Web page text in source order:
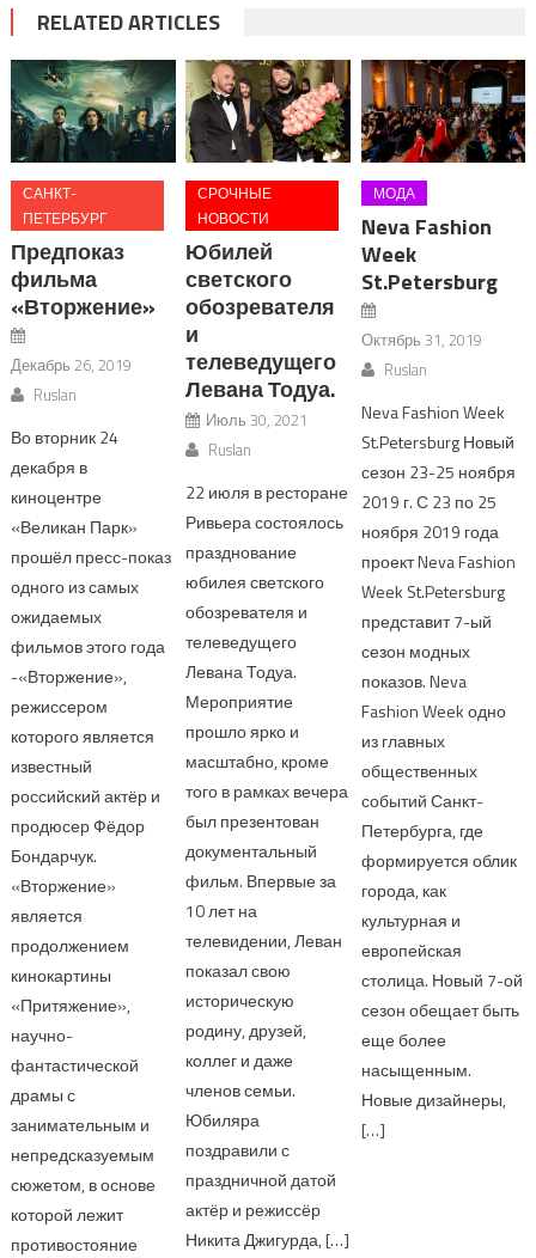
RELATED ARTICLES
САНКТ-
ПЕТЕРБУРГ
Предпоказ
фильма
«Вторжение»
Декабрь 26, 2019
Ruslan
Во вторник 24
декабря в
киноцентре
«Великан Парк»
прошёл пресс-показ
одного из самых
ожидаемых
фильмов этого года
-«Вторжение»,
режиссером
которого является
известный
российский актёр и
продюсер Фёдор
Бондарчук.
«Вторжение»
является
продолжением
кинокартины
«Притяжение»,
научно-
фантастической
драмы с
занимательным и
непредсказуемым
сюжетом, в основе
которой лежит
противостояние
СРОЧНЫЕ
НОВОСТИ
Юбилей
светского
обозревателя
и
телеведущего
Левана Тодуа.
Июль 30, 2021
Ruslan
22 июля в ресторане
Ривьера состоялось
празднование
юбилея светского
обозревателя и
телеведущего
Левана Тодуа.
Мероприятие
прошло ярко и
масштабно, кроме
того в рамках вечера
был презентован
документальный
фильм. Впервые за
10 лет на
телевидении, Леван
показал свою
историческую
родину, друзей,
коллег и даже
членов семьи.
Юбиляра
поздравили с
праздничной датой
актёр и режиссёр
Никита Джигурда, […]
МОДА
Neva Fashion
Week
St.Petersburg
Октябрь 31, 2019
Ruslan
Neva Fashion Week
St.Petersburg Новый
сезон 23-25 ноября
2019 г. С 23 по 25
ноября 2019 года
проект Neva Fashion
Week St.Petersburg
представит 7-ый
сезон модных
показов. Neva
Fashion Week одно
из главных
общественных
событий Санкт-
Петербурга, где
формируется облик
города, как
культурная и
европейская
столица. Новый 7-ой
сезон обещает быть
еще более
насыщенным.
Новые дизайнеры,
[…]